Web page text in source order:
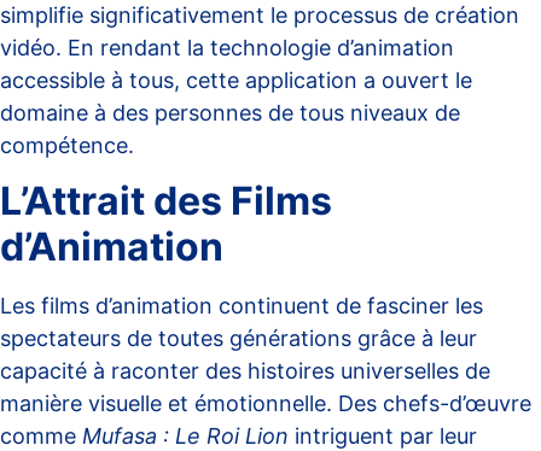
simplifie significativement le processus de création
vidéo. En rendant la technologie d’animation
accessible à tous, cette application a ouvert le
domaine à des personnes de tous niveaux de
compétence.
L’Attrait des Films
d’Animation
Les films d’animation continuent de fasciner les
spectateurs de toutes générations grâce à leur
capacité à raconter des histoires universelles de
manière visuelle et émotionnelle. Des chefs-d’œuvre
comme Mufasa : Le Roi Lion intriguent par leur